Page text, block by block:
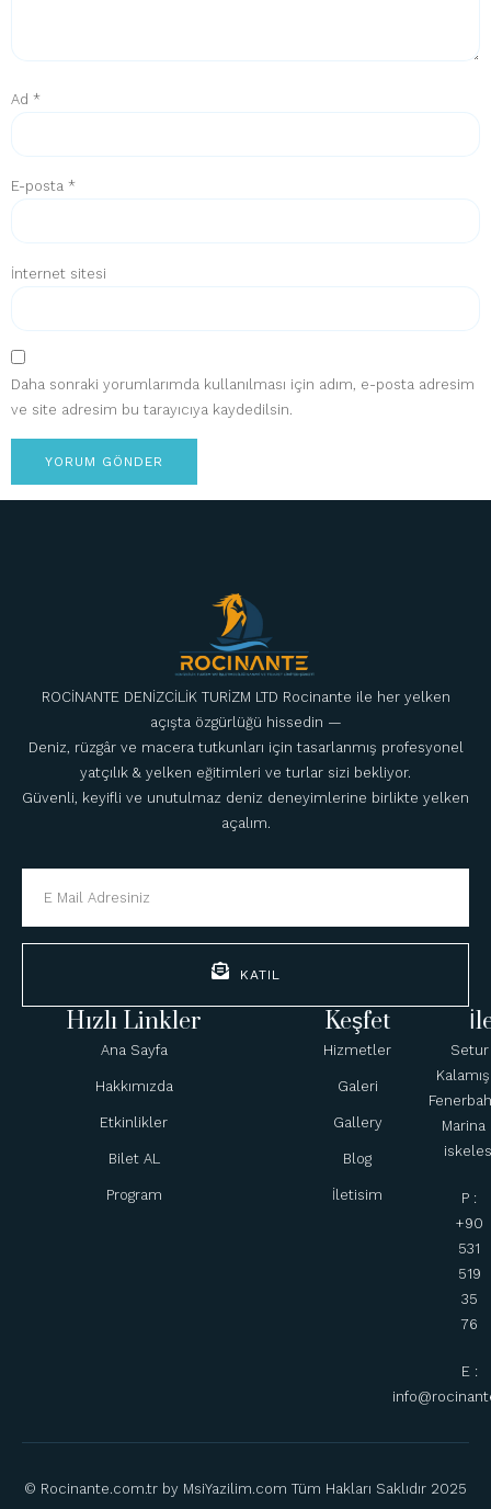
Ad *
E-posta *
İnternet sitesi
Daha sonraki yorumlarımda kullanılması için adım, e-posta adresim
ve site adresim bu tarayıcıya kaydedilsin.
ROCİNANTE DENİZCİLİK TURİZM LTD Rocinante ile her yelken
açışta özgürlüğü hissedin —
Deniz, rüzgâr ve macera tutkunları için tasarlanmış profesyonel
yatçılık & yelken eğitimleri ve turlar sizi bekliyor.
Güvenli, keyifli ve unutulmaz deniz deneyimlerine birlikte yelken
açalım.
KATIL
Hızlı Linkler
Ana Sayfa
Hakkımızda
Etkinlikler
Bilet AL
Program
Keşfet
Hizmetler
Galeri
Gallery
Blog
İletisim
Setur
Marina
P :
+90
531
519
35
76
E :
© Rocinante.com.tr by MsiYazilim.com Tüm Hakları Saklıdır 2025